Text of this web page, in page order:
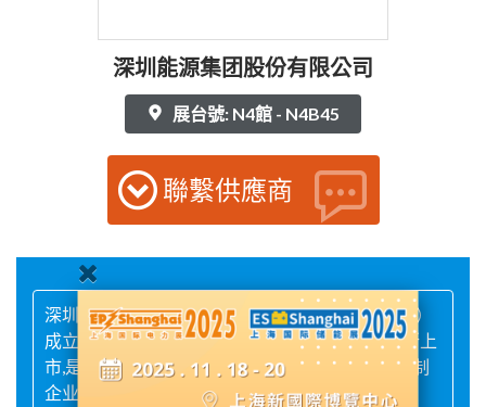
深圳能源集团股份有限公司
展台號: N4館 - N4B45
聯繫供應商
深圳能源集团股份有限公司（股票代码：000027）
成立于1991年6月，1993年9月在深圳证券交易所上
市,是全国电力行业第一家在深圳上市的大型股份制
企业，也是深圳市第一家上市的公用事业股份公